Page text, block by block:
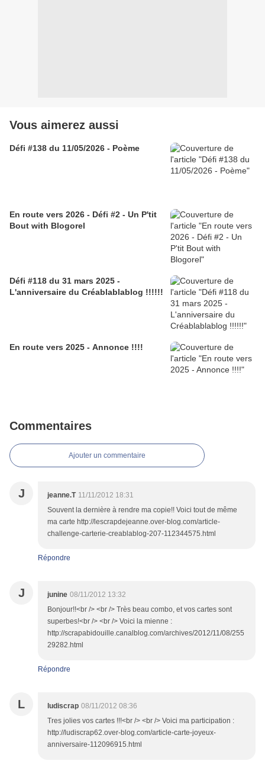
Vous aimerez aussi
Défi #138 du 11/05/2026 - Poème
En route vers 2026 - Défi #2 - Un P'tit
Bout with Blogorel
Défi #118 du 31 mars 2025 -
L'anniversaire du Créablablablog !!!!!!
En route vers 2025 - Annonce !!!!
Commentaires
Ajouter un commentaire
J jeanne.T 11/11/2012 18:31
Souvent la dernière à rendre ma copie!! Voici tout de même
ma carte http://lescrapdejeanne.over-blog.com/article-
challenge-carterie-creablablog-207-112344575.html
Répondre
J junine 08/11/2012 13:32
Bonjour!!<br /> <br /> Très beau combo, et vos cartes sont
superbes!<br /> <br /> Voici la mienne :
http://scrapabidouille.canalblog.com/archives/2012/11/08/255
29282.html
Répondre
L ludiscrap 08/11/2012 08:36
Tres jolies vos cartes !!!<br /> <br /> Voici ma participation :
http://ludiscrap62.over-blog.com/article-carte-joyeux-
anniversaire-112096915.html